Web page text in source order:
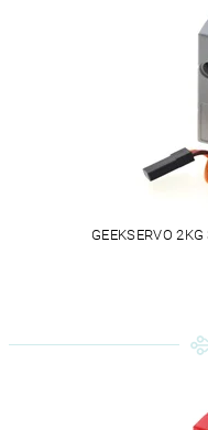
GEEKSERVO